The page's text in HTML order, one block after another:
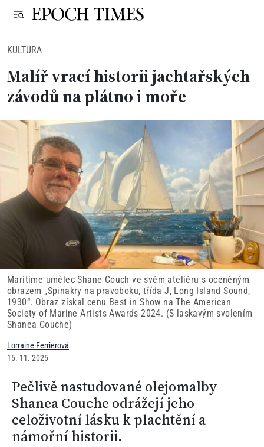
KULTURA
Malíř vrací historii jachtařských
závodů na plátno i moře
Maritime umělec Shane Couch ve svém ateliéru s oceněným
obrazem „Spinakry na pravoboku, třída J, Long Island Sound,
1930“. Obraz získal cenu Best in Show na The American
Society of Marine Artists Awards 2024. (S laskavým svolením
Shanea Couche)
Lorraine Ferrierová
15. 11. 2025
Pečlivě nastudované olejomalby
Shanea Couche odrážejí jeho
celoživotní lásku k plachtění a
námořní historii.